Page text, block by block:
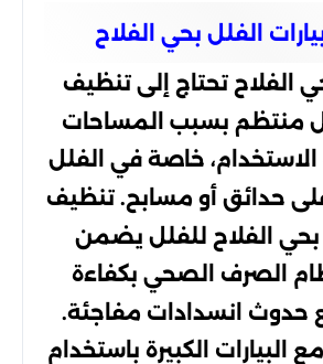
الفلل بحي الفلاح
الفلاح تحتاج إلى تنظيف
منتظم بسبب المساحات
الاستخدام، خاصة في الفلل
حدائق أو مسابح. تنظيف
بحي الفلاح للفلل يضمن
الصرف الصحي بكفاءة
حدوث انسدادات مفاجئة.
البيارات الكبيرة باستخدام